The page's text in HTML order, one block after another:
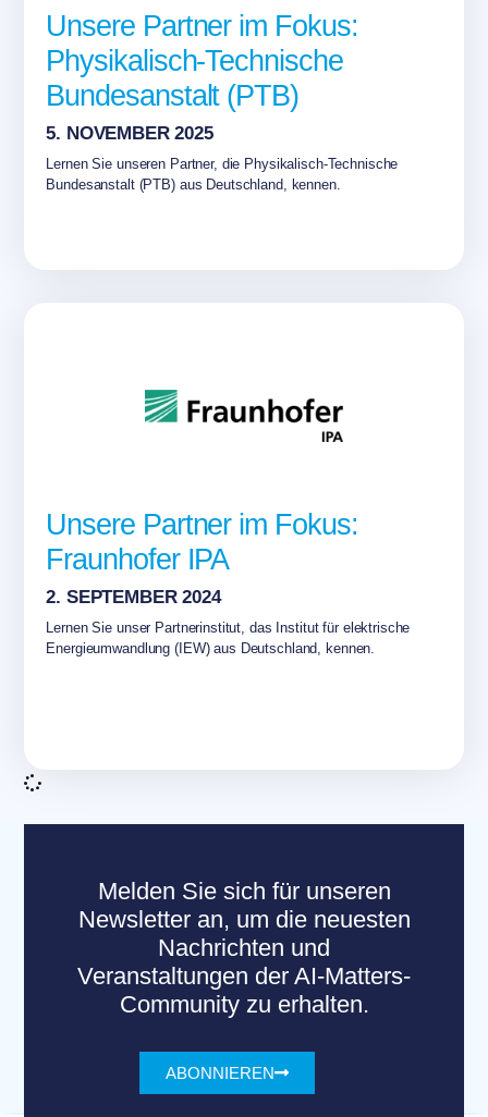
Unsere Partner im Fokus:
Physikalisch-Technische
Bundesanstalt (PTB)
5. NOVEMBER 2025
Lernen Sie unseren Partner, die Physikalisch-Technische
Bundesanstalt (PTB) aus Deutschland, kennen.
Unsere Partner im Fokus:
Fraunhofer IPA
2. SEPTEMBER 2024
Lernen Sie unser Partnerinstitut, das Institut für elektrische
Energieumwandlung (IEW) aus Deutschland, kennen.
Melden Sie sich für unseren
Newsletter an, um die neuesten
Nachrichten und
Veranstaltungen der AI-Matters-
Community zu erhalten.
ABONNIEREN